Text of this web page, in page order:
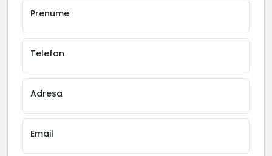
Prenume
Telefon
Adresa
Email